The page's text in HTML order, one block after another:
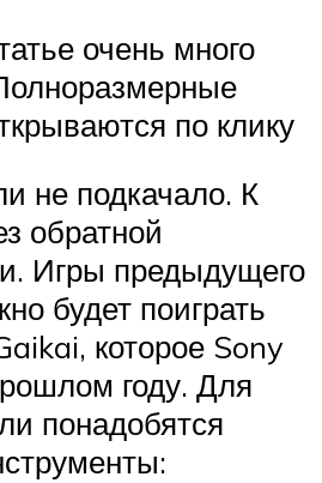
очень много
по клику
не подкачало. К
обратной
Игры предыдущего
будет поиграть
которое Sony
году. Для
понадобятся